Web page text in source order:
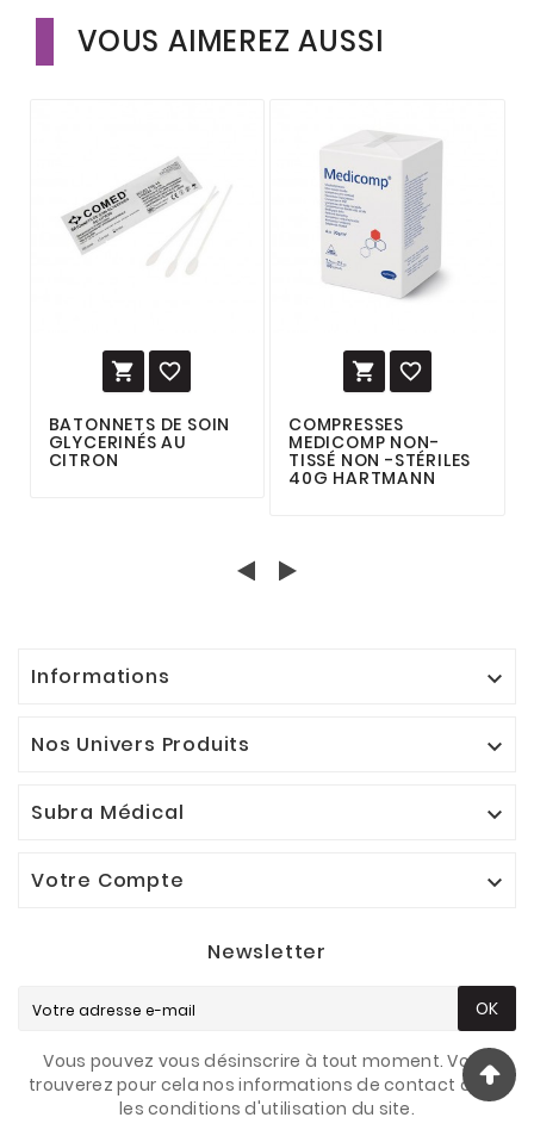
VOUS AIMEREZ AUSSI
 
BATONNETS DE SOIN
GLYCERINÉS AU
CITRON
 
COMPRESSES
MEDICOMP NON-
TISSÉ NON -STÉRILES
40G HARTMANN
Informations 
Nos Univers Produits 
Subra Médical 
Votre Compte 
Newsletter
OK
Vous pouvez vous désinscrire à tout moment. Vous
trouverez pour cela nos informations de contact dans
les conditions d'utilisation du site.